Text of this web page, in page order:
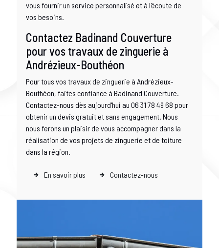
vous fournir un service personnalisé et à l'écoute de
vos besoins.
Contactez Badinand Couverture
pour vos travaux de zinguerie à
Andrézieux-Bouthéon
Pour tous vos travaux de zinguerie à Andrézieux-
Bouthéon, faites confiance à Badinand Couverture.
Contactez-nous dès aujourd'hui au 06 31 78 49 68 pour
obtenir un devis gratuit et sans engagement. Nous
nous ferons un plaisir de vous accompagner dans la
réalisation de vos projets de zinguerie et de toiture
dans la région.
En savoir plus Contactez-nous